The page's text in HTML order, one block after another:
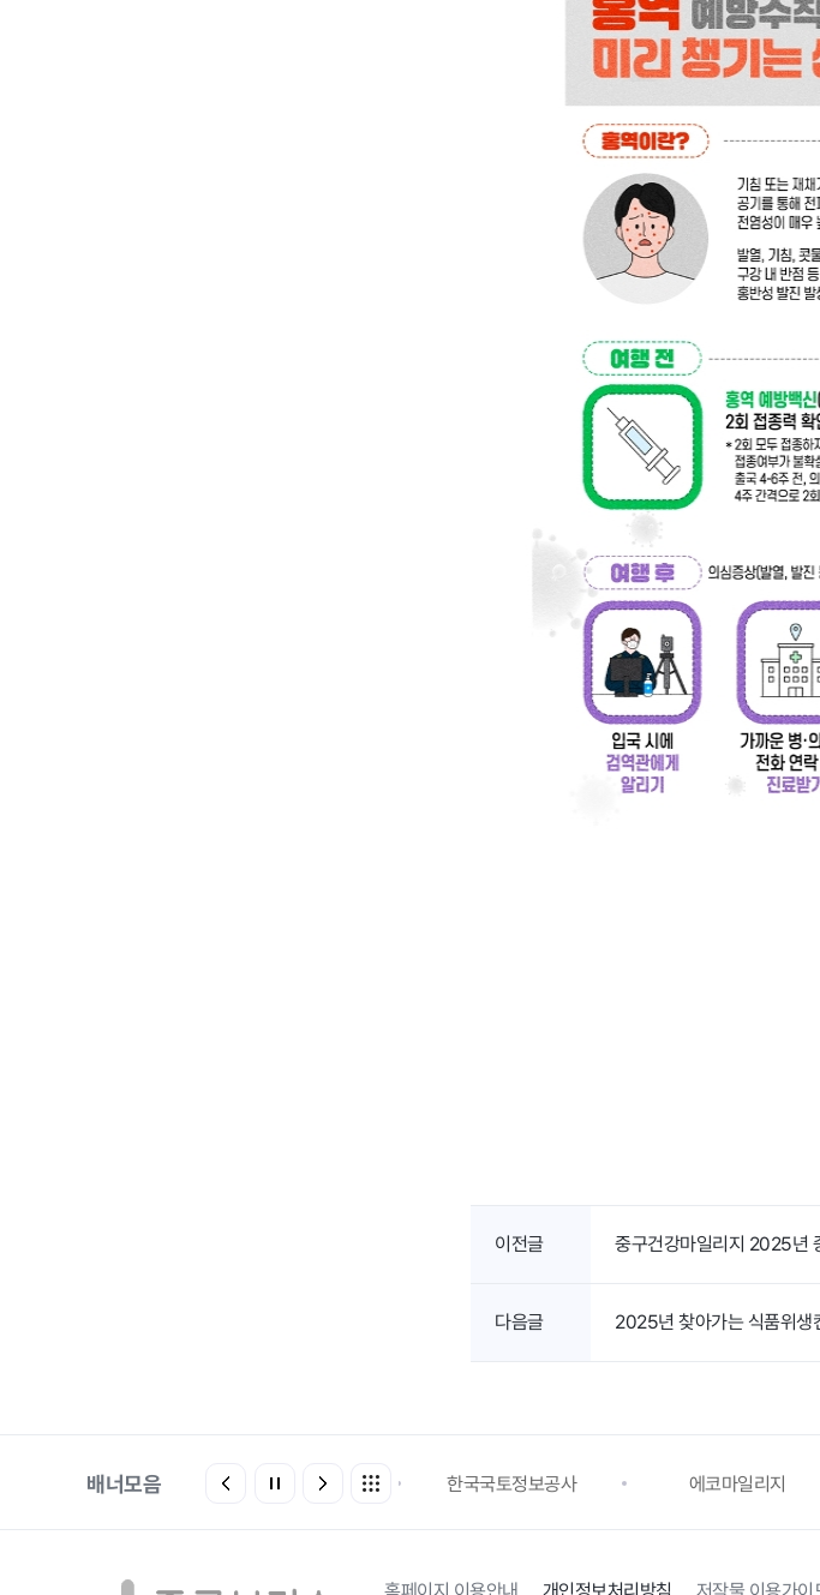
이전글 중구건강마일리지 2025년
다음글 2025년 찾아가는 식품위생
배너모음
에어코리아 환경부전기차충전소 한국국토정보공사 에코마일리지